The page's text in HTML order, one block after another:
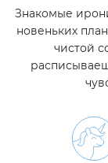
Знакомые
новеньких
чистой